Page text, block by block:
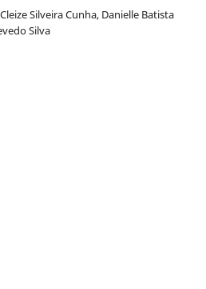
Silveira Cunha, Danielle Batista
Silva